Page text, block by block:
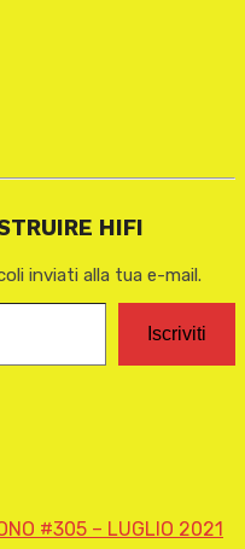
HIFI
inviati alla tua e-mail.
Iscriviti
#305 – LUGLIO 2021